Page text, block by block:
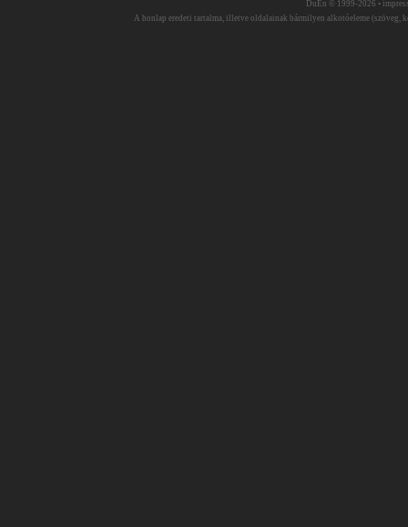
DuEn © 1999-2026 •
A honlap eredeti tartalma, illetve oldalainak bármilyen alkotóeleme (szöveg,